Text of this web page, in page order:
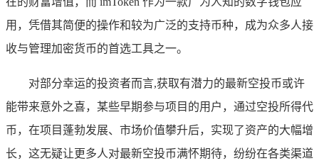
用，凭借其简便的操作和较为广泛的支持币种，成为众多人接
收与管理加密货币的首选工具之一。
对部分幸运的投资者而言,获取有潜力的最新空投币或许
能带来意外之喜，某些早期参与项目的用户，通过空投所得代
币，在项目蓬勃发展、市场价值攀升后，实现了资产的大幅增
长，这无疑让更多人对最新空投币满怀期待，纷纷在各类渠道